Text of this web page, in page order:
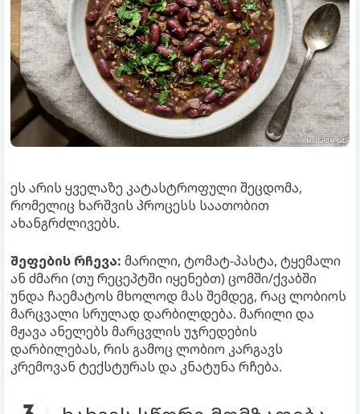
ეს არის ყველაზე კატასტროფული შეცდომა,
რომელიც ხარშვის პროცესს საათობით
ახანგრძლივებს.
შეფების რჩევა: მარილი, ტომატ-პასტა, ტყემალი
ან ძმარი (თუ რეცეპტში იყენებთ) ცომში/ქვაბში
უნდა ჩაემატოს მხოლოდ მას შემდეგ, რაც ლობიოს
მარცვალი სრულად დარბილდება. მარილი და
მჟავა ანელებს მარცვლის უჯრედების
დარბილებას, რის გამოც ლობიო კარგავს
კრემოვან ტექსტურას და კნატუნა რჩება.